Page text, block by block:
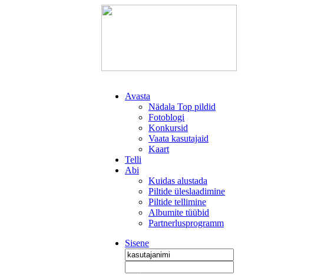
Avasta
Nädala Top pildid
Fotoblogi
Konkursid
Vaata kasutajaid
Kaart
Telli
Abi
Kuidas alustada
Piltide üleslaadimine
Piltide tellimine
Albumite tüübid
Partnerlusprogramm
Sisene